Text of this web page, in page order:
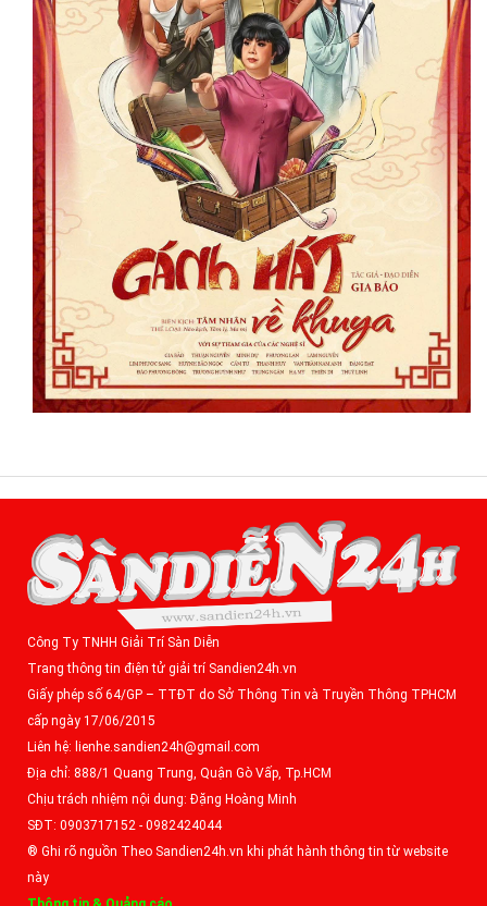
Công Ty TNHH Giải Trí Sàn Diễn
Trang thông tin điện tử giải trí Sandien24h.vn
Giấy phép số 64/GP – TTĐT do Sở Thông Tin và Truyền Thông TPHCM
cấp ngày 17/06/2015
Liên hệ: lienhe.sandien24h@gmail.com
Địa chỉ: 888/1 Quang Trung, Quận Gò Vấp, Tp.HCM
Chịu trách nhiệm nội dung: Đặng Hoàng Minh
SĐT: 0903717152 - 0982424044
® Ghi rõ nguồn Theo Sandien24h.vn khi phát hành thông tin từ website
này